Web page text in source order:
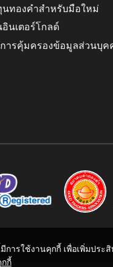
ทองคำสำหรับมือใหม่
นเตอร์โกลด์
ารคุ้มครองข้อมูลส่วนบุค
การใช้งานคุกกี้ เพื่อเพิ่มปร
กี้